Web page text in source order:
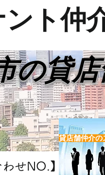
ト仲
わせNO.】
の貸
貸店舗仲介の